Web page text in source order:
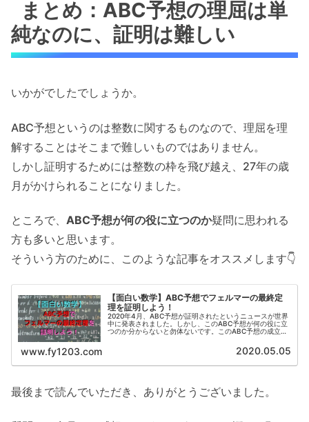
まとめ：ABC予想の理屈は単
純なのに、証明は難しい
いかがでしたでしょうか。
ABC予想というのは整数に関するものなので、理屈を理
解することはそこまで難しいものではありません。
しかし証明するためには整数の枠を飛び越え、27年の歳
月がかけられることになりました。
ところで、 ABC予想が何の役に立つのか疑問に思われる
方も多いと思います。
そういう方のために、このような記事をオススメします👇
【面白い数学】ABC予想でフェルマーの最終定
理を証明しよう！
2020年4月、ABC予想が証明されたというニュースが世界
中に発表されました。しかし、このABC予想が何の役に立
つのか分からないと勿体ないです。このABC予想の成立に
の証明を一気に簡素化できるのです。この記事では、ABC
予想とフェルマーの最終定理の関係を解説します。
www.fy1203.com 2020.05.05
最後まで読んでいただき、ありがとうございました。